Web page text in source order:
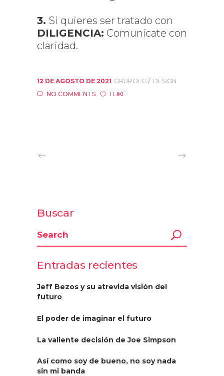
3. Si quieres ser tratado con
DILIGENCIA: Comunícate con
claridad.
12 DE AGOSTO DE 2021 GRUPOEC
DESIGN
NO COMMENTS
1 LIKE
Buscar
Entradas recientes
Jeff Bezos y su atrevida visión del
futuro
El poder de imaginar el futuro
La valiente decisión de Joe Simpson
Así como soy de bueno, no soy nada
sin mi banda